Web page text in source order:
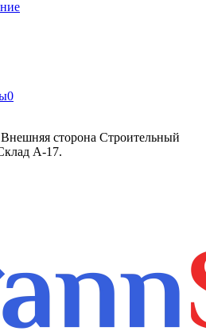
0
сторона Строительный
А-17.